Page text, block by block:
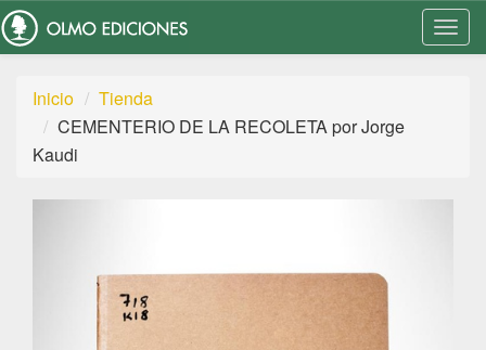
Inicio
Tienda
CEMENTERIO DE LA RECOLETA por Jorge
Kaudi